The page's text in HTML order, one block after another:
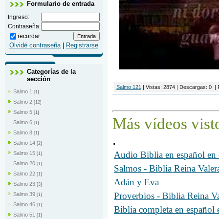
Formulario de entrada
Ingreso:
Contraseña:
recordar
Olvidé contraseña| Registrarse
Categorías de la
sección
Salmo 1 [1]
Salmo 2 [12]
Salmo 5 [1]
Salmo 6 [1]
Salmo 8 [1]
Salmo 14 [2]
Salmo 15 [1]
Salmo 20 [1]
Salmo 22 [1]
Salmo 23 [3]
Salmo 39 [1]
Salmo 46 [1]
Salmo 51 [1]
Salmo 121 | Vistas: 2874 | Descargas: 0 |
Más vídeos
.
Audio Biblia en español en
Salmos - Biblia Reina
Adán y Eva
Proverbios - Biblia Reina
Biblia completa en